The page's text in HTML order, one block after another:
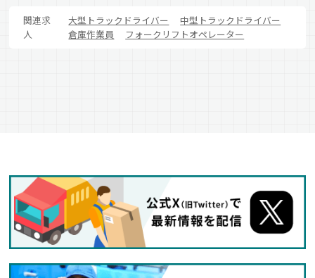
関連求
人
大型トラックドライバー
中型トラックドライバー
倉庫作業員
フォークリフトオペレーター